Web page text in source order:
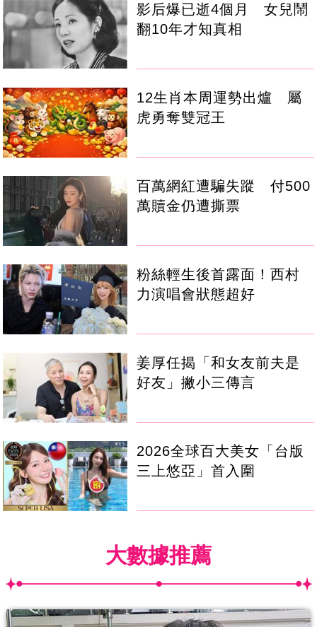
影后爆已逝4個月 女兒鬧
翻10年才知真相
12生肖本周運勢出爐 屬
虎勇奪雙冠王
百萬網紅遭騙失蹤 付500
萬贖金仍遭撕票
粉絲輕生後首露面！西村
力演唱會狀態超好
姜厚任揭「和女友前夫是
好友」撇小三傳言
2026全球百大美女「台版
三上悠亞」首入圍
大數據推薦